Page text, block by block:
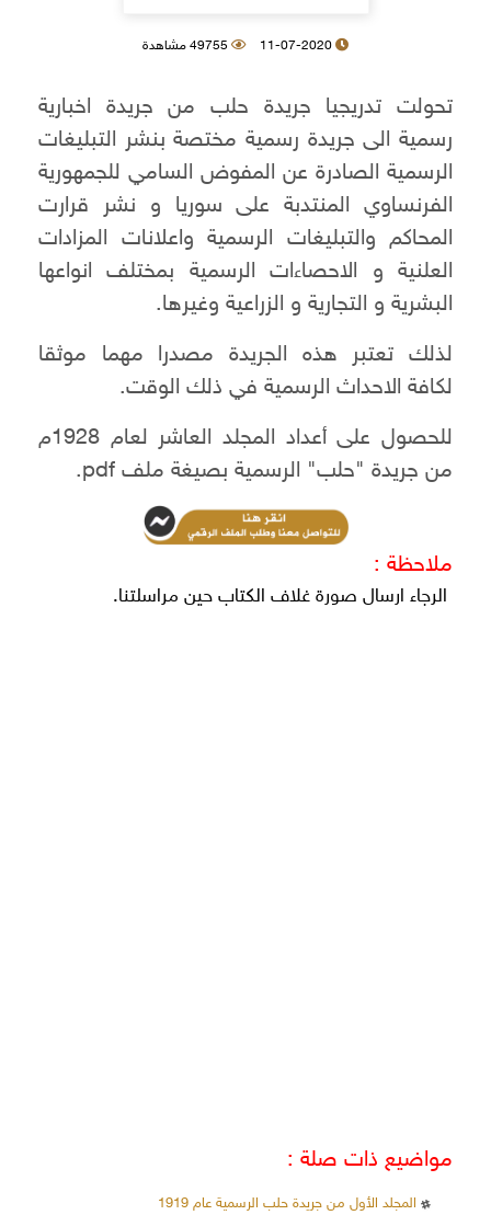
11-07-2020 49755 مشاهدة
تحولت تدريجيا جريدة حلب من جريدة اخبارية
رسمية الى جريدة رسمية مختصة بنشر التبليغات
الرسمية الصادرة عن المفوض السامي للجمهورية
الفرنساوي المنتدبة على سوريا و نشر قرارت
المحاكم والتبليغات الرسمية واعلانات المزادات
العلنية و الاحصاءات الرسمية بمختلف انواعها
البشرية و التجارية و الزراعية وغيرها.
لذلك تعتبر هذه الجريدة مصدرا مهما موثقا
لكافة الاحداث الرسمية في ذلك الوقت.
للحصول على أعداد المجلد العاشر لعام 1928م
من جريدة "حلب" الرسمية بصيغة ملف pdf.
ملاحظة :
الرجاء ارسال صورة غلاف الكتاب حين مراسلتنا.
مواضيع ذات صلة :
المجلد الأول من جريدة حلب الرسمية عام 1919